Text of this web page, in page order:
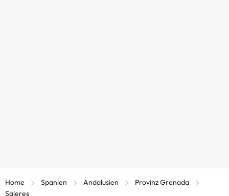
Home Spanien Andalusien
Provinz Grenada
Saleres